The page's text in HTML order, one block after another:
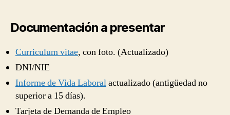
Documentación a presentar
Curriculum vitae, con foto. (Actualizado)
DNI/NIE
Informe de Vida Laboralactualizado (antigüedad no
superior a 15 días).
Tarjeta de Demanda de Empleo